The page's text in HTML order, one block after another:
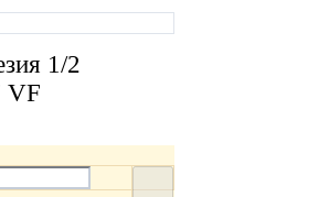
1/2
VF